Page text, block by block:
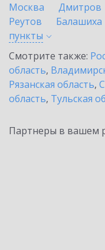
Москва
Дмитров
Реутов
Балашиха
пункты
Смотрите также:
область,
Рязанская область,
область, Тульская
Партнеры в вашем